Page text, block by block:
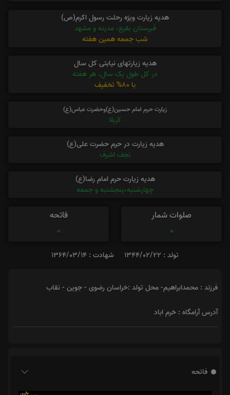
هدیه زیارت ویژه رحلت رسول اکرم(ص)
قبرستان بقیع، مدینه و مشهد
شب جمعه همین هفته
هدیه زیارتهای نیابتی کل سال
در کل طول یک سال، هر هفته
با 80% تخفیف
زیارت حرم امام حسین(ع)وحضرت عباس(ع)
کربلا
هدیه زیارت در حرم حضرت علی(ع)
نجف اشرف
هدیه زیارت حرم امام رضا(ع)
چهارشنبه،پنجشنبه و جمعه
صلوات شمار
0
فاتحه
0
تولد : 1344/02/22 شهادت : 1364/03/14
فرزند : محمدابراهیم- محل تولد :خراسان رضوی - جوین - نقاب
آدرس آرامگاه : خرم اباد
فاتحه